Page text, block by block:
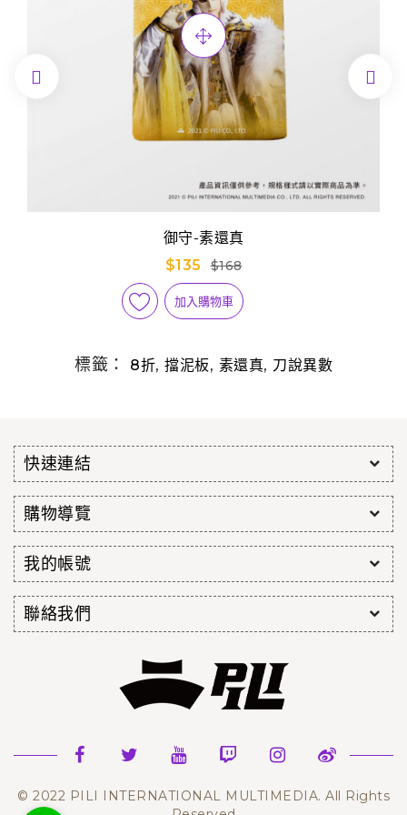
御守-素還真
$135
$168
加入購物車
 
標籤： 8折, 擋泥板, 素還真, 刀說異數
快速連結
購物導覽
我的帳號
聯絡我們
© 2022 PILI INTERNATIONAL MULTIMEDIA. All Rights